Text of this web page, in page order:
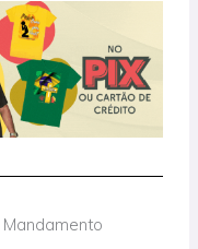
Mandamento